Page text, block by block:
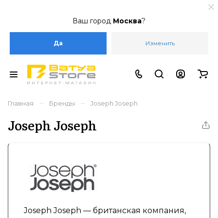
Ваш город Москва?
Да Изменить
Главная – Бренды – Joseph Joseph
Joseph Joseph
Joseph Joseph — британская компания,